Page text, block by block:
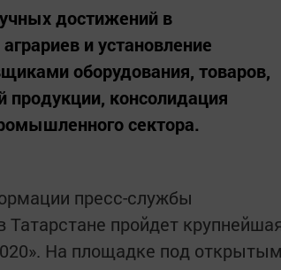
достижений в
и установление
оборудования, товаров,
продукции, консолидация
сектора.
пресс-службы
пройдет
На площадке под открытым